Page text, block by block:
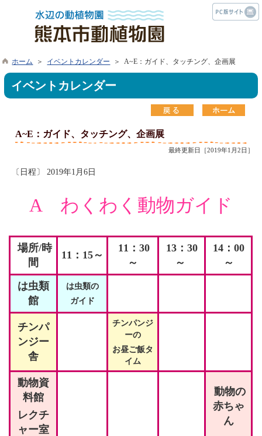
ホーム ＞ イベントカレンダー ＞ A~E：ガイド、タッチング、企画展
イベントカレンダー
A~E：ガイド、タッチング、企画展
最終更新日［2019年1月2日］
〔日程〕 2019年1月6日
A わくわく動物ガイド
場所/時
間
11：15～
11：30
～
13：30
～
14：00
～
は虫類
館
は虫類の
ガイド
チンパ
ンジー
舎
チンパンジ
ーの
お昼ご飯タ
イム
動物資
料館
レクチ
ャー室
動物の
赤ちゃ
ん